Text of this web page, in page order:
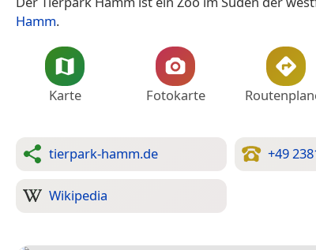
Hamm.
Karte Fotokarte
tierpark-hamm.de +49
Wikipedia